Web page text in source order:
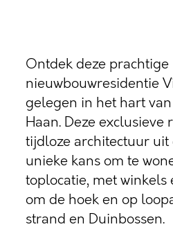
Ontdek deze prachtige
nieuwbouwresidentie
gelegen in het hart
Haan. Deze
tijdloze architectuur uit
unieke kans om te
toplocatie, met winkels
om de hoek en op
strand en Duinbossen.